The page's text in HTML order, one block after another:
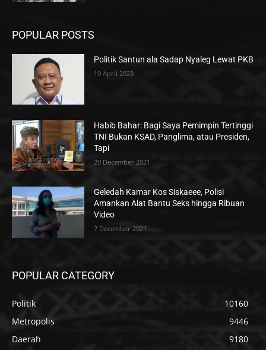
POPULAR POSTS
Politik Santun ala Sadap Nyaleg Lewat PKB
19 April 2023
Habib Bahar: Bagi Saya Pemimpin Tertinggi
TNI Bukan KSAD, Panglima, atau Presiden,
Tapi
20 December 2021
Geledah Kamar Kos Siskaeee, Polisi
Amankan Alat Bantu Seks hingga Ribuan
Video
7 December 2021
POPULAR CATEGORY
Politik
10160
Metropolis
9446
Daerah
9180